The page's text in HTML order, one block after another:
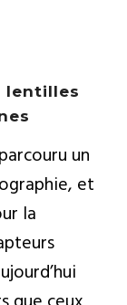
lentilles
un
et
la